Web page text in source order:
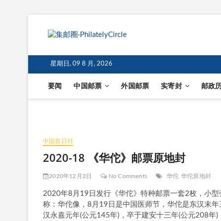
星期日, 09 8 月, 2026
要闻 中国邮票 外国邮票 实寄封 邮政
中国首日封
2020-18 《华佗》邮票原地封
2020年12月2日 No Comments 华佗 华佗原地封
2020年8月19日发行《华佗》特种邮票一套2枚，小
称：华佗像，8月19日是中国医师节，华佗是东汉末
汉永嘉元年(公元145年)，卒于建安十三年(公元208年